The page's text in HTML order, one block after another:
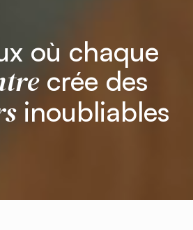
où chaque
crée des
inoubliables